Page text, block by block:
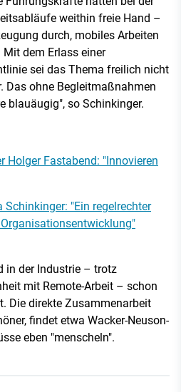
weithin freie Hand –
durch, mobiles Arbeiten
dem Erlass einer
sei das Thema freilich nicht
Das ohne Begleitmaßnahmen
blauäugig", so Schinkinger.
Holger Fastabend: "Innovieren
Schinkinger: "Ein regelrechter
in der Industrie – trotz
mit Remote-Arbeit – schon
Die direkte Zusammenarbeit
findet etwa Wacker-Neuson-
eben "menscheln".